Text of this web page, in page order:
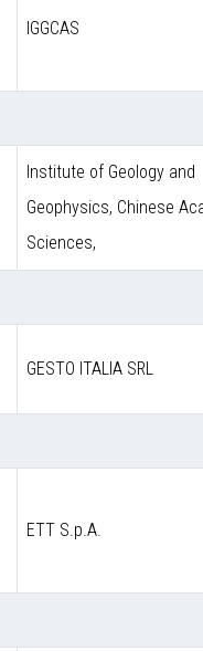
IGGCAS
Institute of Geology and
Geophysics, Chinese
Sciences,
GESTO ITALIA SRL
ETT S.p.A.